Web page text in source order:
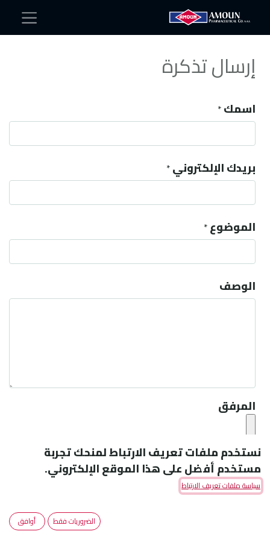
إرسال تذكرة
اسمك*
بريدك الإلكتروني*
الموضوع*
الوصف
المرفق
إرسال
Amoun Pharmaceutical Co. S.A.E
نستخدم ملفات تعريف الارتباط لمنحك تجربة
مستخدم أفضل على هذا الموقع الإلكتروني.
سياسة ملفات تعريف الارتباط
الضروريات فقط أوافق